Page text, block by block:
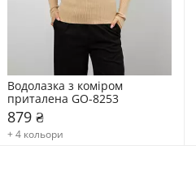
Водолазка з коміром
приталена GO-8253
879 ₴
+ 4 кольори